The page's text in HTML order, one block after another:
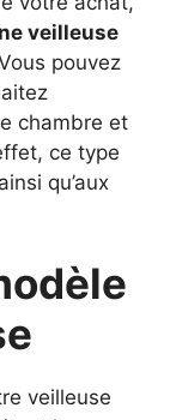
veilleuse
pouvez
chambre et
ce type
qu’aux
veilleuse